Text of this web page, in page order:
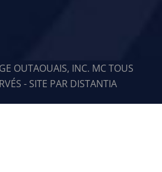
OUTAOUAIS, INC. MC TOUS
- SITE PAR DISTANTIA